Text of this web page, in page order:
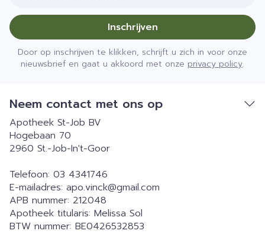
Inschrijven
Door op inschrijven te klikken, schrijft u zich in voor onze
nieuwsbrief en gaat u akkoord met onze privacy policy.
Neem contact met ons op
Apotheek St-Job BV
Hogebaan 70
2960 St.-Job-In't-Goor
Telefoon: 03 4341746
E-mailadres: apo.vinck@gmail.com
APB nummer: 212048
Apotheek titularis: Melissa Sol
BTW nummer: BE0426532853